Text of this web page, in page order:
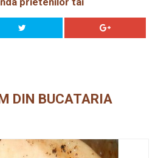
DIN BUCATARIA